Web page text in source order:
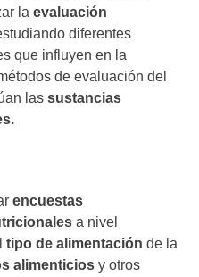
la evaluación
diferentes
que influyen en la
de evaluación del
las sustancias
encuestas
a nivel
tipo de alimentación de la
alimenticios y otros